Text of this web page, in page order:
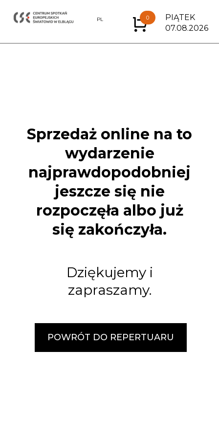
PL 0
PIĄTEK
07.08.2026
Sprzedaż online na to
wydarzenie
najprawdopodobniej
jeszcze się nie
rozpoczęła albo już
się zakończyła.
Dziękujemy i
zapraszamy.
POWRÓT DO REPERTUARU